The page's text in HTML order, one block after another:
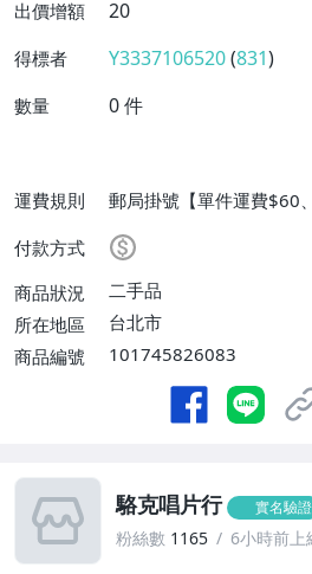
出價增額
20
得標者 Y3337106520(831)
數量 0件
運費規則
郵局掛號【單件運費$60
費】、大型/超重物品運
滿21件免運費】、面交/
費】、跨國寄送【單件運
$100000免運費】
付款方式
商品狀況
二手品
所在地區
台北市
商品編號
101745826083
駱克唱片行 實名驗證
粉絲數 1165 6小時前上